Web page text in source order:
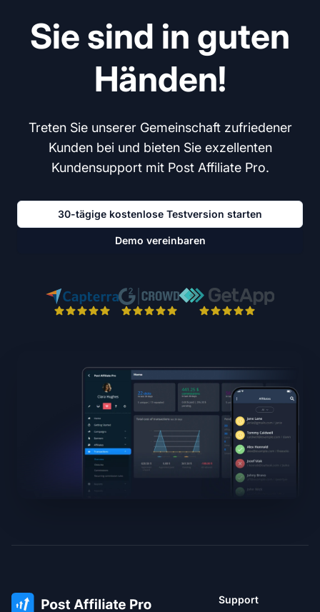
Sie sind in guten
Händen!
Treten Sie unserer Gemeinschaft zufriedener
Kunden bei und bieten Sie exzellenten
Kundensupport mit Post Affiliate Pro.
30-tägige kostenlose Testversion starten
Demo vereinbaren
Support